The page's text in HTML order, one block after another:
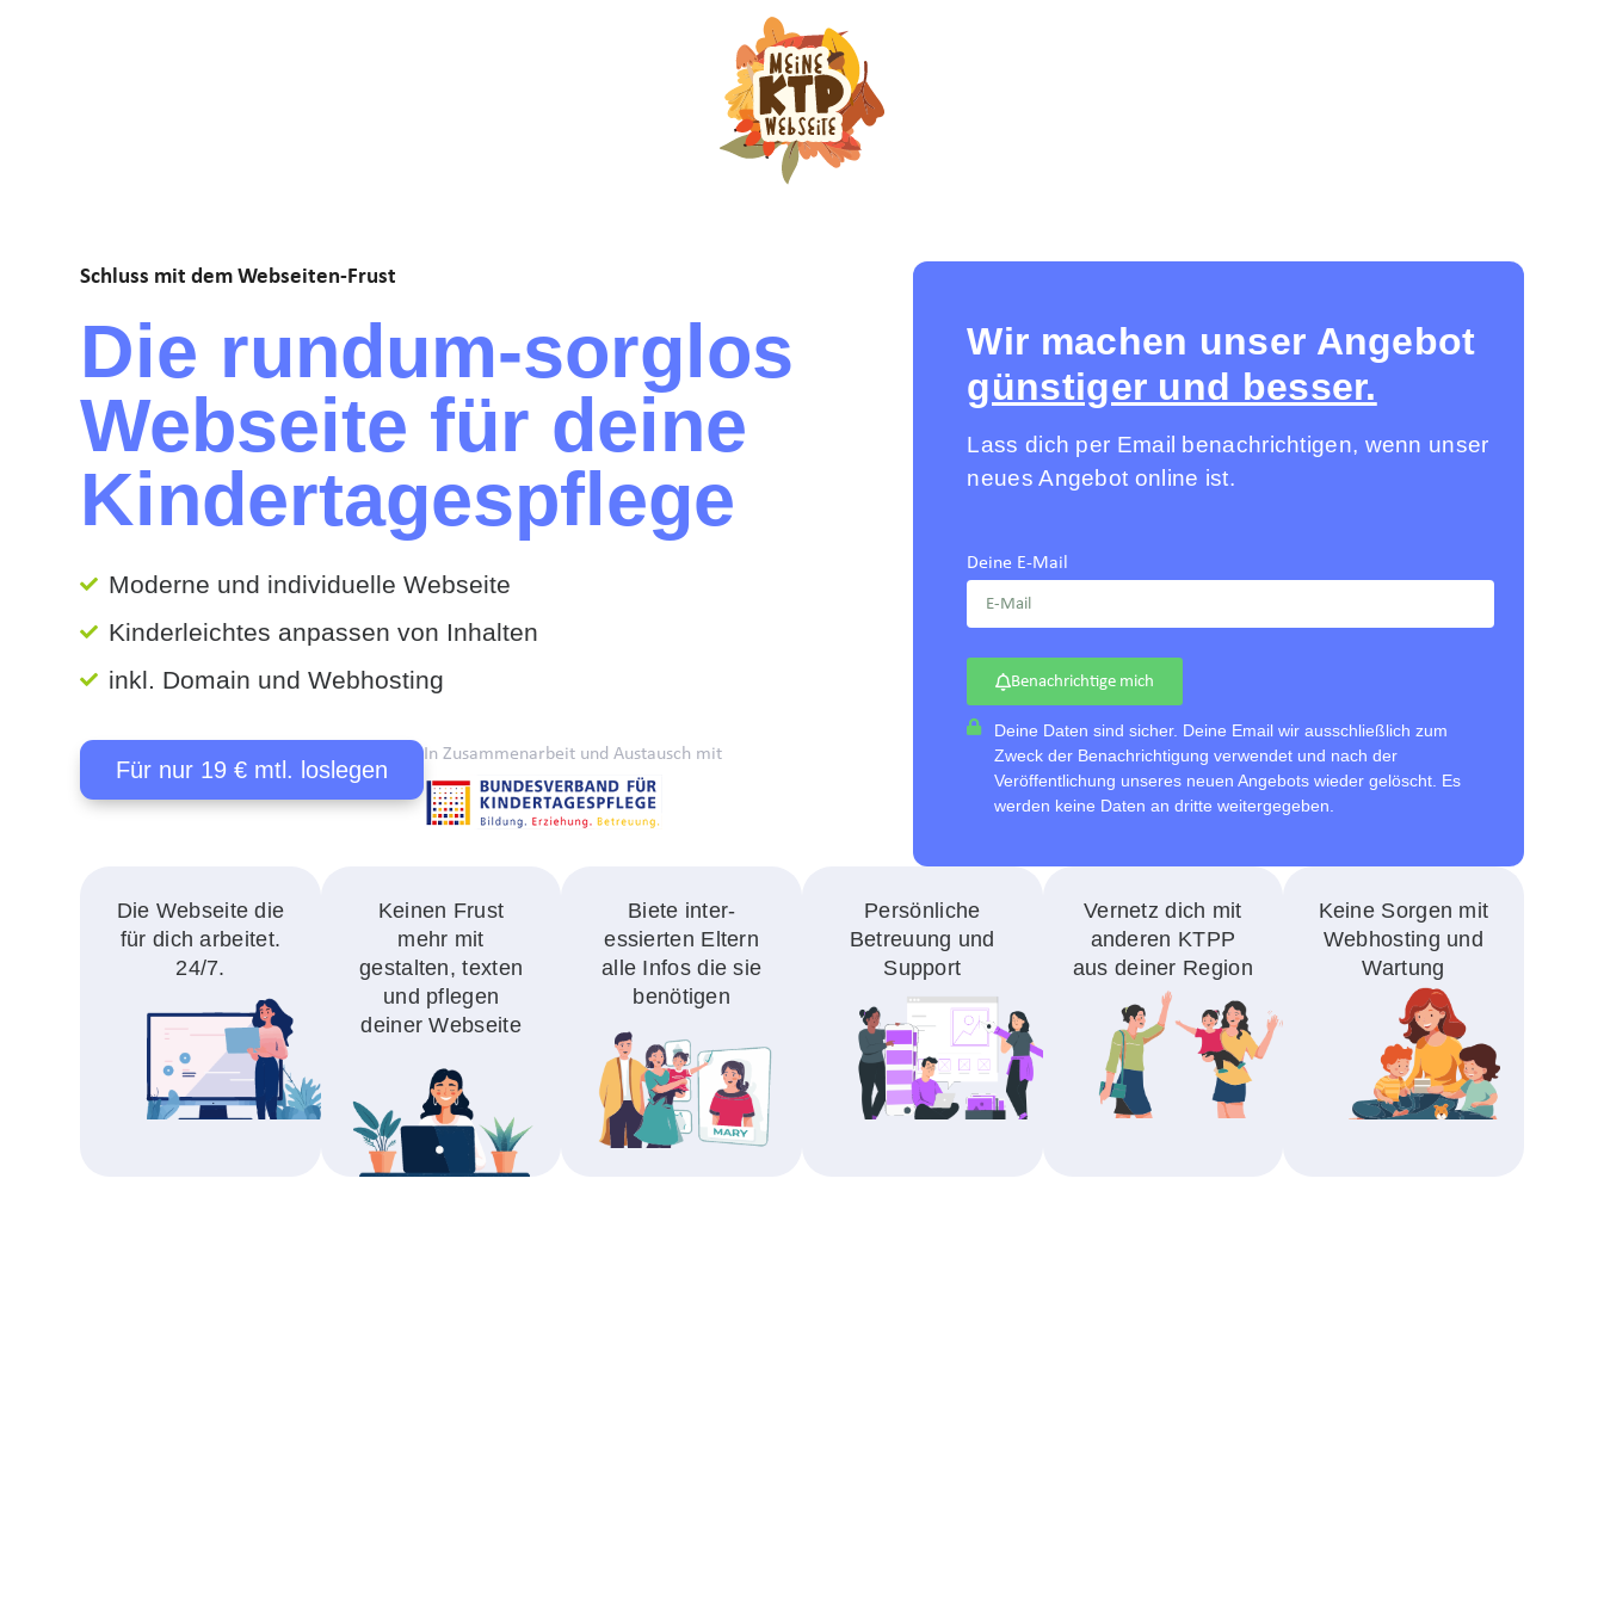
Schluss mit dem Webseiten-Frust
Die rundum-sorglos
Webseite für deine
Kindertagespflege
Moderne und individuelle Webseite
Kinderleichtes anpassen von Inhalten
inkl. Domain und Webhosting
Für nur 19 € mtl. loslegen
In Zusammenarbeit und Austausch mit
Wir machen unser Angebot
günstiger und besser.
Lass dich per Email benachrichtigen, wenn unser
neues Angebot online ist.
Deine E-Mail
Benachrichtige mich
Deine Daten sind sicher. Deine Email wir ausschließlich zum
Zweck der Benachrichtigung verwendet und nach der
Veröffentlichung unseres neuen Angebots wieder gelöscht. Es
werden keine Daten an dritte weitergegeben.
Die Webseite die
für dich arbeitet.
24/7.
Keinen Frust
mehr mit
gestalten, texten
und pflegen
deiner Webseite
Biete inter­
essierten Eltern
alle Infos die sie
benötigen
Persönliche
Betreuung und
Support
Vernetz dich mit
anderen KTPP
aus deiner Region
Keine Sorgen mit
Web­hosting und
Wartung